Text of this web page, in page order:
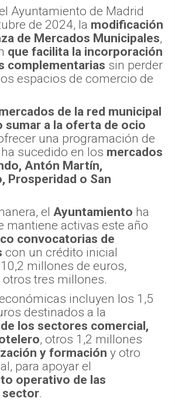
Ayuntamiento de Madrid
de 2024, la modificación
de Mercados Municipales,
que facilita la incorporación
complementarias sin perder
espacios de comercio de
de la red municipal
sumar a la oferta de ocio
una programación de
sucedido en los mercados
Antón Martín,
Prosperidad o San
el Ayuntamiento ha
mantiene activas este año
convocatorias de
con un crédito inicial
millones de euros,
tres millones.
incluyen los 1,5
destinados a la
los sectores comercial,
, otros 1,2 millones
y formación y otro
para apoyar el
operativo de las
sector.